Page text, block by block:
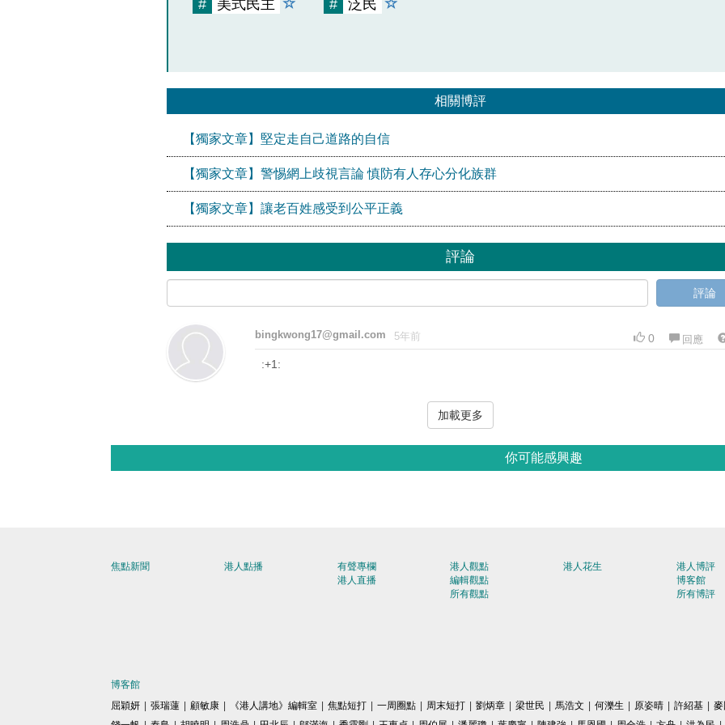
# 美式民主 # 泛民
相關博評
【獨家文章】堅定走自己道路的自信
【獨家文章】警惕網上歧視言論 慎防有人存心分化族群
【獨家文章】讓老百姓感受到公平正義
評論
評論
bingkwong17@gmail.com 5年前 0 回應
:+1:
加載更多
你可能感興趣
焦點新聞 港人點播
有聲專欄
港人直播
港人觀點
編輯觀點
所有觀點
港人花生
港人博評
博客館
所有博評
博客館
屈穎妍 | 張瑞蓮 | 顧敏康 | 《港人講地》編輯室 | 焦點短打 | 一周圈點 | 周末短打 | 劉炳章 | 梁世民 | 馬浩文 | 何濼生 | 原姿晴 | 許紹基 |